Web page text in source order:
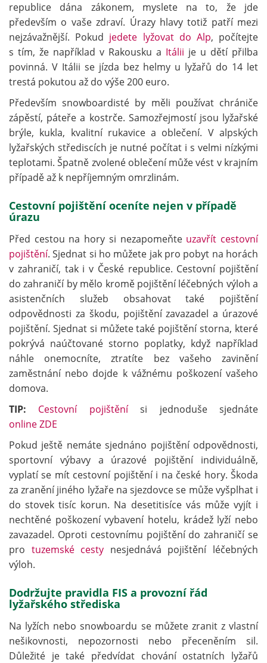
republice dána zákonem, myslete na to, že jde
především o vaše zdraví. Úrazy hlavy totiž patří mezi
nejzávažnější. Pokud jedete lyžovat do Alp, počítejte
s tím, že například v Rakousku a Itálii je u dětí přilba
povinná. V Itálii se jízda bez helmy u lyžařů do 14 let
trestá pokutou až do výše 200 euro.
Především snowboardisté by měli používat chrániče
zápěstí, páteře a kostrče. Samozřejmostí jsou lyžařské
brýle, kukla, kvalitní rukavice a oblečení. V alpských
lyžařských střediscích je nutné počítat i s velmi nízkými
teplotami. Špatně zvolené oblečení může vést v krajním
případě až k nepříjemným omrzlinám.
Cestovní pojištění oceníte nejen v případě
úrazu
Před cestou na hory si nezapomeňte uzavřít cestovní
pojištění. Sjednat si ho můžete jak pro pobyt na horách
v zahraničí, tak i v České republice. Cestovní pojištění
do zahraničí by mělo kromě pojištění léčebných výloh a
asistenčních služeb obsahovat také pojištění
odpovědnosti za škodu, pojištění zavazadel a úrazové
pojištění. Sjednat si můžete také pojištění storna, které
pokrývá naúčtované storno poplatky, když například
náhle onemocníte, ztratíte bez vašeho zavinění
zaměstnání nebo dojde k vážnému poškození vašeho
domova.
TIP:
Cestovní pojištěnísi jednoduše sjednáte
online ZDE
Pokud ještě nemáte sjednáno pojištění odpovědnosti,
sportovní výbavy a úrazové pojištění individuálně,
vyplatí se mít cestovní pojištění i na české hory. Škoda
za zranění jiného lyžaře na sjezdovce se může vyšplhat i
do stovek tisíc korun. Na desetitisíce vás může vyjít i
nechtěné poškození vybavení hotelu, krádež lyží nebo
zavazadel. Oproti cestovnímu pojištění do zahraničí se
pro tuzemské cesty nesjednává pojištění léčebných
výloh.
Dodržujte pravidla FIS a provozní řád
lyžařského střediska
Na lyžích nebo snowboardu se můžete zranit z vlastní
nešikovnosti, nepozornosti nebo přeceněním sil.
Důležité je také předvídat chování ostatních lyžařů